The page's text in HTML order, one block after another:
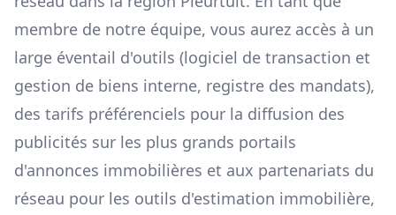
membre de notre équipe, vous aurez accès à un
large éventail d'outils (logiciel de transaction et
gestion de biens interne, registre des mandats),
des tarifs préférenciels pour la diffusion des
publicités sur les plus grands portails
d'annonces immobilières et aux partenariats du
réseau pour les outils d'estimation immobilière,